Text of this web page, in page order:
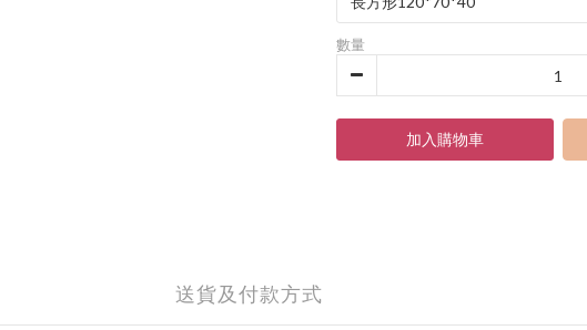
數量
加入購物車
送貨及付款方式